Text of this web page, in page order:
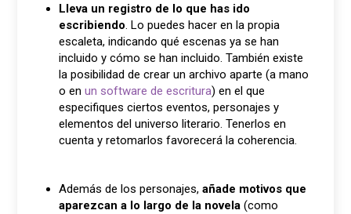
Lleva un registro de lo que has ido
escribiendo. Lo puedes hacer en la propia
escaleta, indicando qué escenas ya se han
incluido y cómo se han incluido. También existe
la posibilidad de crear un archivo aparte (a mano
o en un software de escritura) en el que
especifiques ciertos eventos, personajes y
elementos del universo literario. Tenerlos en
cuenta y retomarlos favorecerá la coherencia.
Además de los personajes, añade motivos que
aparezcan a lo largo de la novela(como